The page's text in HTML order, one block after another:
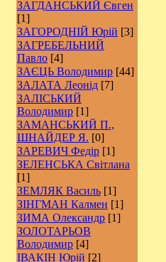
ЗАГДАНСЬКИЙ Євген
[1]
ЗАГОРОДНІЙ Юрій [3]
ЗАГРЕБЕЛЬНИЙ
Павло [4]
ЗАЄЦЬ Володимир [44]
ЗАЛАТА Леонід [7]
ЗАЛІСЬКИЙ
Володимир [1]
ЗАМАНСЬКИЙ П.,
ШНАЙДЕР Я. [0]
ЗАРЕВИЧ Федір [1]
ЗЕЛЕНСЬКА Світлана
[1]
ЗЕМЛЯК Василь [1]
ЗІНГМАН Калмен [1]
ЗИМА Олександр [1]
ЗОЛОТАРЬОВ
Володимир [4]
ІВАКІН Юрій [2]